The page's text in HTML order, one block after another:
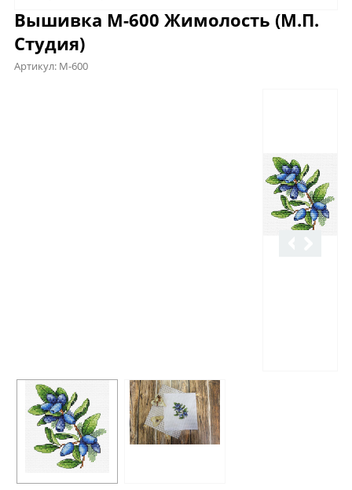
Вышивка М-600 Жимолость (М.П.
Студия)
Артикул: М-600